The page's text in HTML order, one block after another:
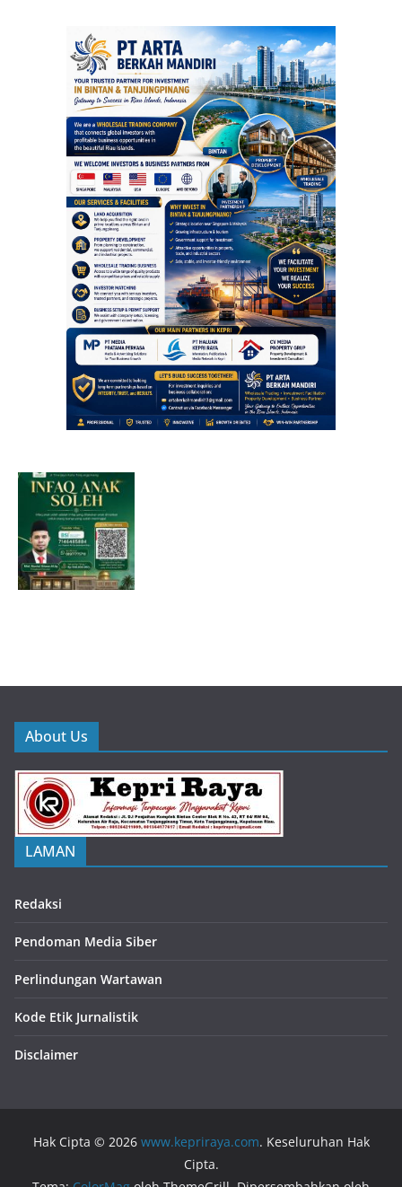
About Us
LAMAN
Redaksi
Pendoman Media Siber
Perlindungan Wartawan
Kode Etik Jurnalistik
Disclaimer
Hak Cipta © 2026 www.kepriraya.com. Keseluruhan Hak
Cipta.